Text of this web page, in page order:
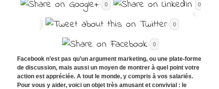
0 0
0
0
Facebook n’est pas qu’un argument marketing, ou une plate-forme
de discussion, mais aussi un moyen de montrer à quel point votre
action est appréciée. A tout le monde, y compris à vos salariés.
Pour vous y aider, voici un objet très amusant et convivial : le